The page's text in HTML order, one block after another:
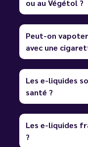
ou au Végétol ?
Peut-on
avec une
Les e-liquides
santé ?
Les e-liquides
?